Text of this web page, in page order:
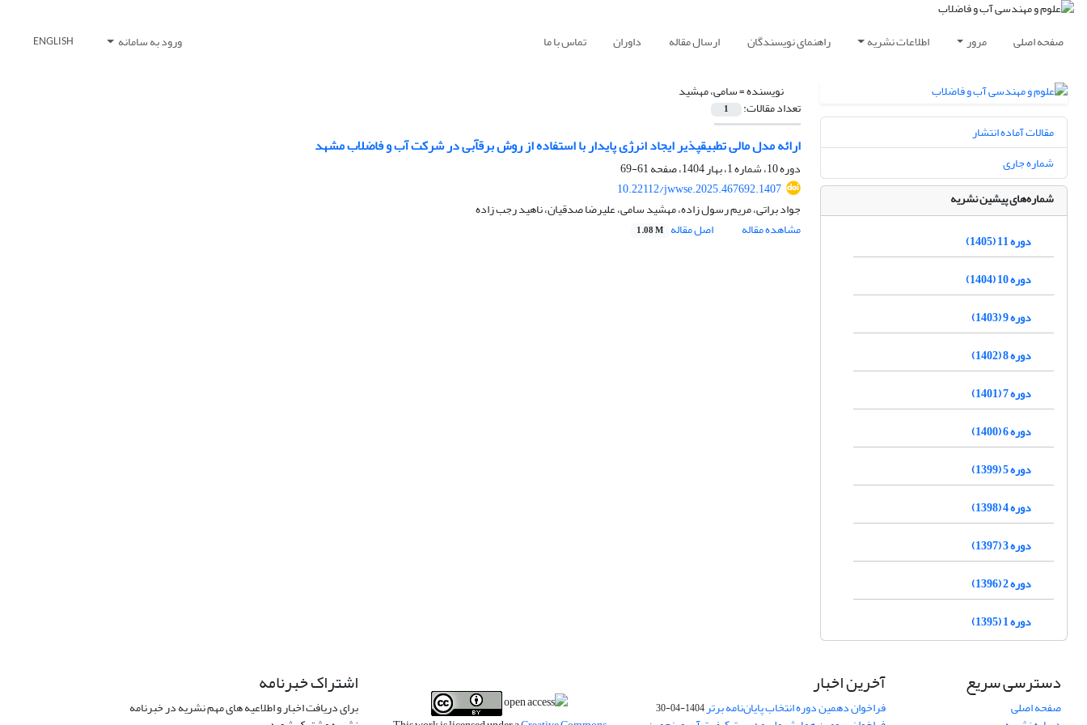
صفحه اصلی مرور اطلاعات نشریه راهنمای نویسندگان ارسال مقاله داوران تماس با ما ورود به سامانه ENGLISH
نویسنده =سامی، مهشید
تعداد مقالات: 1
ارائه مدل مالی تطبیق‎پذیر ایجاد انرژی پایدار با استفاده از روش برق‎آبی در شرکت آب و فاضلاب مشهد
دوره 10، شماره 1، بهار 1404، صفحه
61-69
10.22112/jwwse.2025.467692.1407
جواد براتی، مریم رسول زاده، مهشید سامی، علیرضا صدقیان، ناهید رجب زاده
مشاهده مقاله
اصل مقاله 1.08 M
مقالات آماده انتشار
شماره جاری
شماره‌های پیشین نشریه
دوره 11 (1405)
دوره 10 (1404)
دوره 9 (1403)
دوره 8 (1402)
دوره 7 (1401)
دوره 6 (1400)
دوره 5 (1399)
دوره 4 (1398)
دوره 3 (1397)
دوره 2 (1396)
دوره 1 (1395)
دسترسی سریع
صفحه اصلی
آخرین اخبار
فراخوان دهمین دوره انتخاب پایان‌نامه برتر1404-04-30
اشتراک خبرنامه
برای دریافت اخبار و اطلاعیه های مهم نشریه در خبرنامه